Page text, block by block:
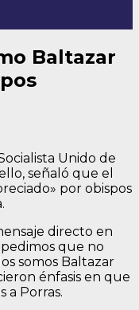
Baltazar
Unido de
señaló que el
por obispos
directo en
que no
somos Baltazar
énfasis en que
a Porras.